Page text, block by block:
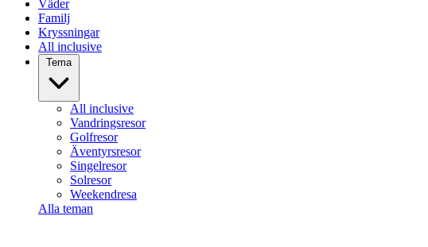
Väder
Familj
Kryssningar
All inclusive
Tema
All inclusive
Vandringsresor
Golfresor
Äventyrsresor
Singelresor
Solresor
Weekendresa
Alla teman